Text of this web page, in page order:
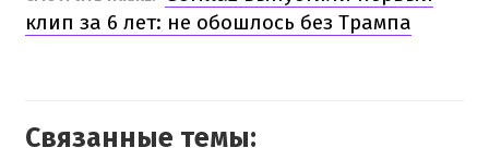
клип за 6 лет: не обошлось без Трампа
Связанные темы: